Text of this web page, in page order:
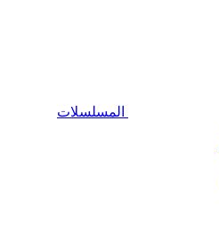
المسلسلات